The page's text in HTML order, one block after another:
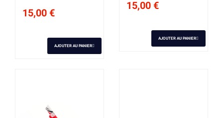
15,00 €
AJOUTER AU PANIER
15,00 €
AJOUTER AU PANIER